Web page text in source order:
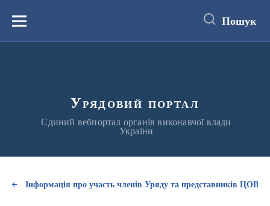
вмістуМеню Пошук
Урядовий портал
Єдиний вебпортал органів виконавчої влади
України
Інформація про участь членів Уряду та представників ЦОВВ